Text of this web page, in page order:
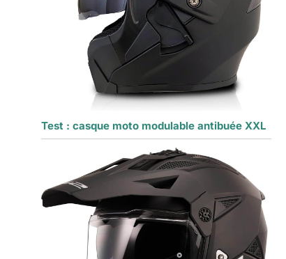
Test : casque moto modulable antibuée XXL